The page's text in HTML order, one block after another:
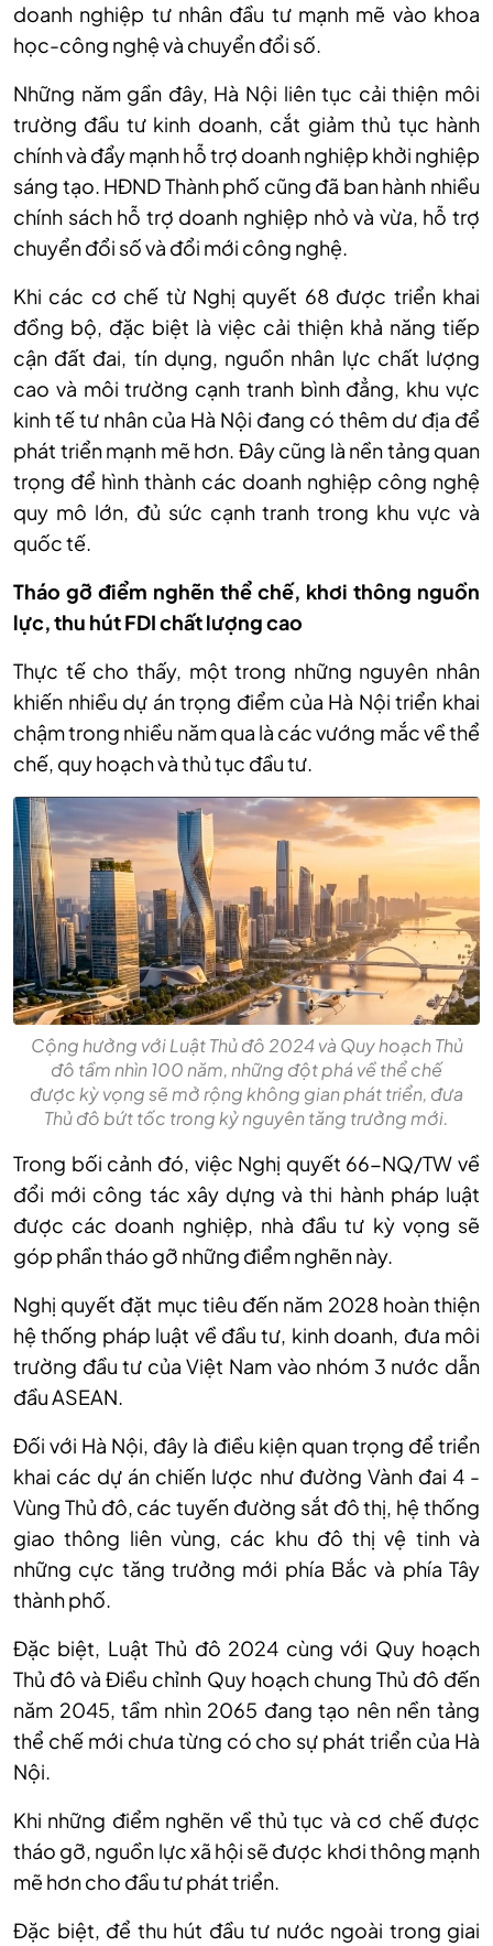
doanh nghiệp tư nhân đầu tư mạnh mẽ vào khoa
học-công nghệ và chuyển đổi số.
Những năm gần đây, Hà Nội liên tục cải thiện môi
trường đầu tư kinh doanh, cắt giảm thủ tục hành
chính và đẩy mạnh hỗ trợ doanh nghiệp khởi nghiệp
sáng tạo. HĐND Thành phố cũng đã ban hành nhiều
chính sách hỗ trợ doanh nghiệp nhỏ và vừa, hỗ trợ
chuyển đổi số và đổi mới công nghệ.
Khi các cơ chế từ Nghị quyết 68 được triển khai
đồng bộ, đặc biệt là việc cải thiện khả năng tiếp
cận đất đai, tín dụng, nguồn nhân lực chất lượng
cao và môi trường cạnh tranh bình đẳng, khu vực
kinh tế tư nhân của Hà Nội đang có thêm dư địa để
phát triển mạnh mẽ hơn. Đây cũng là nền tảng quan
trọng để hình thành các doanh nghiệp công nghệ
quy mô lớn, đủ sức cạnh tranh trong khu vực và
quốc tế.
Tháo gỡ điểm nghẽn thể chế, khơi thông nguồn
lực, thu hút FDI chất lượng cao
Thực tế cho thấy, một trong những nguyên nhân
khiến nhiều dự án trọng điểm của Hà Nội triển khai
chậm trong nhiều năm qua là các vướng mắc về thể
chế, quy hoạch và thủ tục đầu tư.
Cộng hưởng với Luật Thủ đô 2024 và Quy hoạch Thủ
đô tầm nhìn 100 năm, những đột phá về thể chế
được kỳ vọng sẽ mở rộng không gian phát triển, đưa
Thủ đô bứt tốc trong kỷ nguyên tăng trưởng mới.
Trong bối cảnh đó, việc Nghị quyết 66-NQ/TW về
đổi mới công tác xây dựng và thi hành pháp luật
được các doanh nghiệp, nhà đầu tư kỳ vọng sẽ
góp phần tháo gỡ những điểm nghẽn này.
Nghị quyết đặt mục tiêu đến năm 2028 hoàn thiện
hệ thống pháp luật về đầu tư, kinh doanh, đưa môi
trường đầu tư của Việt Nam vào nhóm 3 nước dẫn
đầu ASEAN.
Đối với Hà Nội, đây là điều kiện quan trọng để triển
khai các dự án chiến lược như đường Vành đai 4 -
Vùng Thủ đô, các tuyến đường sắt đô thị, hệ thống
giao thông liên vùng, các khu đô thị vệ tinh và
những cực tăng trưởng mới phía Bắc và phía Tây
thành phố.
Đặc biệt, Luật Thủ đô 2024 cùng với Quy hoạch
Thủ đô và Điều chỉnh Quy hoạch chung Thủ đô đến
năm 2045, tầm nhìn 2065 đang tạo nên nền tảng
thể chế mới chưa từng có cho sự phát triển của Hà
Nội.
Khi những điểm nghẽn về thủ tục và cơ chế được
tháo gỡ, nguồn lực xã hội sẽ được khơi thông mạnh
mẽ hơn cho đầu tư phát triển.
Đặc biệt, để thu hút đầu tư nước ngoài trong giai